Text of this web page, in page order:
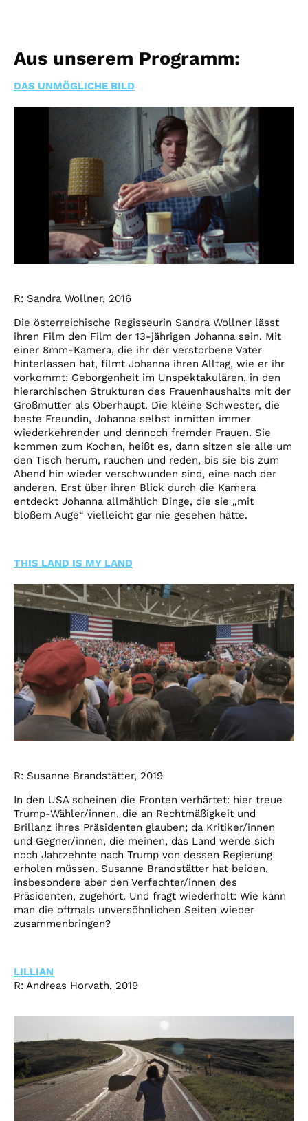
Aus unserem Programm:
DAS UNMÖGLICHE BILD
R: Sandra Wollner, 2016
Die österreichische Regisseurin Sandra Wollner lässt
ihren Film den Film der 13-jährigen Johanna sein. Mit
einer 8mm-Kamera, die ihr der verstorbene Vater
hinterlassen hat, filmt Johanna ihren Alltag, wie er ihr
vorkommt: Geborgenheit im Unspektakulären, in den
hierarchischen Strukturen des Frauenhaushalts mit der
Großmutter als Oberhaupt. Die kleine Schwester, die
beste Freundin, Johanna selbst inmitten immer
wiederkehrender und dennoch fremder Frauen. Sie
kommen zum Kochen, heißt es, dann sitzen sie alle um
den Tisch herum, rauchen und reden, bis sie bis zum
Abend hin wieder verschwunden sind, eine nach der
anderen. Erst über ihren Blick durch die Kamera
entdeckt Johanna allmählich Dinge, die sie „mit
bloßem Auge“ vielleicht gar nie gesehen hätte.
THIS LAND IS MY LAND
R: Susanne Brandstätter, 2019
In den USA scheinen die Fronten verhärtet: hier treue
Trump-Wähler/innen, die an Rechtmäßigkeit und
Brillanz ihres Präsidenten glauben; da Kritiker/innen
und Gegner/innen, die meinen, das Land werde sich
noch Jahrzehnte nach Trump von dessen Regierung
erholen müssen. Susanne Brandstätter hat beiden,
insbesondere aber den Verfechter/innen des
Präsidenten, zugehört. Und fragt wiederholt: Wie kann
man die oftmals unversöhnlichen Seiten wieder
zusammenbringen?
LILLIAN
R: Andreas Horvath, 2019